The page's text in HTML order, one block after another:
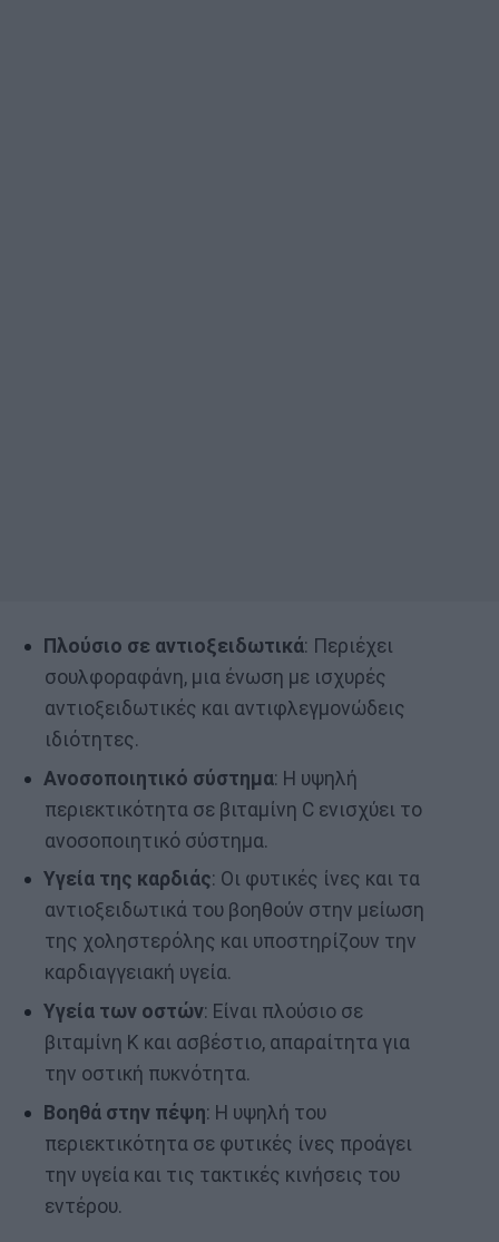
Πλούσιο σε αντιοξειδωτικά: Περιέχει
σουλφοραφάνη, μια ένωση με ισχυρές
αντιοξειδωτικές και αντιφλεγμονώδεις
ιδιότητες.
Ανοσοποιητικό σύστημα: Η υψηλή
περιεκτικότητα σε βιταμίνη C ενισχύει το
ανοσοποιητικό σύστημα.
Υγεία της καρδιάς: Οι φυτικές ίνες και τα
αντιοξειδωτικά του βοηθούν στην μείωση
της χοληστερόλης και υποστηρίζουν την
καρδιαγγειακή υγεία.
Υγεία των οστών: Είναι πλούσιο σε
βιταμίνη Κ και ασβέστιο, απαραίτητα για
την οστική πυκνότητα.
Βοηθά στην πέψη: Η υψηλή του
περιεκτικότητα σε φυτικές ίνες προάγει
την υγεία και τις τακτικές κινήσεις του
εντέρου.